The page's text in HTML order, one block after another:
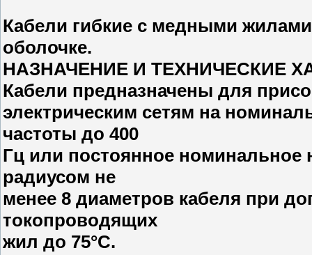
Кабели гибкие с медными
оболочке.
НАЗНАЧЕНИЕ И ТЕХНИЧЕСКИЕ
Кабели предназначены для
электрическим сетям на
частоты до 400
Гц или постоянное номинальное
радиусом не
менее 8 диаметров кабеля при
токопроводящих
жил до 75°С.